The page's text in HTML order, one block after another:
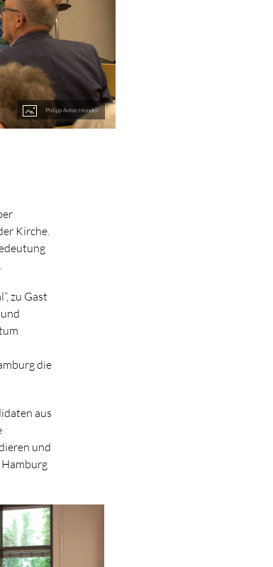
Philipp Anton Heindel/
Kirche.
zu Gast
die
aus
und